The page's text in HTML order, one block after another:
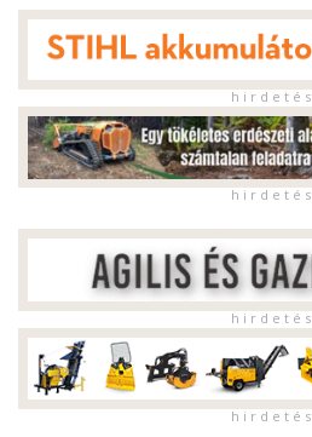
h i r d e t é s
h i r d e t é s
h i r d e t é s
h i r d e t é s